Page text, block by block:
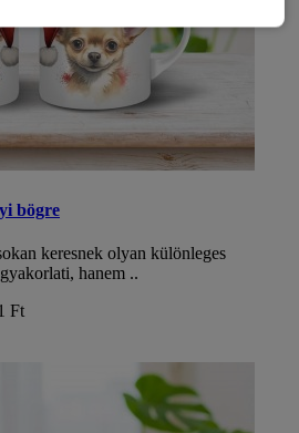
bögre
keresnek olyan különleges
hanem ..
Ft